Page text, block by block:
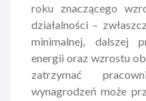
roku znaczącego
działalności –
minimalnej, dalszej
energii oraz wzrostu
zatrzymać
wynagrodzeń może